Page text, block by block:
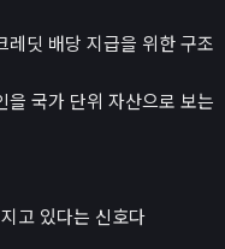
딧 배당 지급을 위한 구조
국가 단위 자산으로 보는
고 있다는 신호다